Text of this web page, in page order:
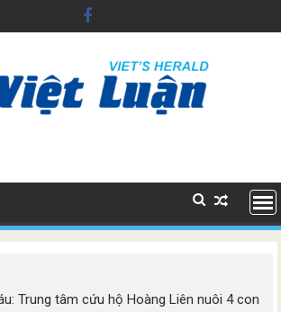
Trung tâm cứu hộ Hoàng Liên nuôi 4 con